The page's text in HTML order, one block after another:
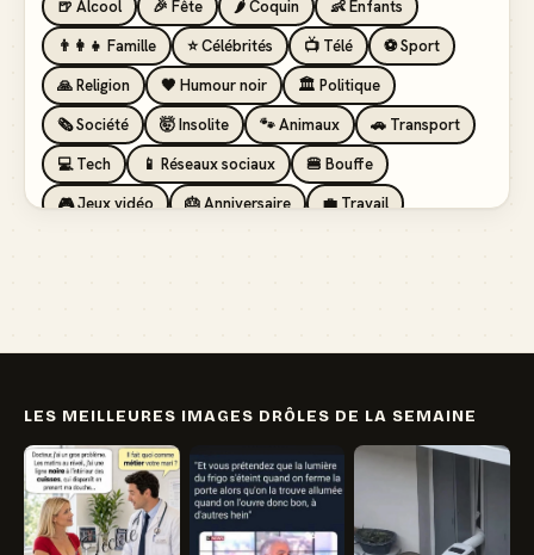
🍺 Alcool
🎉 Fête 🌶️ Coquin
👶 Enfants
👨‍👩‍👧 Famille
⭐ Célébrités 📺 Télé
⚽ Sport
🙏 Religion
🖤 Humour noir
🏛️ Politique
🗞️ Société
🤯 Insolite 🐾 Animaux
🚗 Transport
💻 Tech
📱 Réseaux sociaux
🍔 Bouffe
🎮 Jeux vidéo
🎂 Anniversaire
💼 Travail
LES MEILLEURES IMAGES DRÔLES DE LA SEMAINE